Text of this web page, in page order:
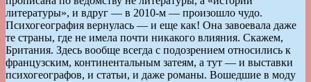
литературы», и вдруг — в 2010-м — произошло чудо.
Психогеография вернулась — и еще как! Она завоевала даже
те страны, где не имела почти никакого влияния. Скажем,
Британия. Здесь вообще всегда с подозрением относились к
французским, континентальным затеям, а тут — и выставки
психогеографов, и статьи, и даже романы. Вошедшие в моду